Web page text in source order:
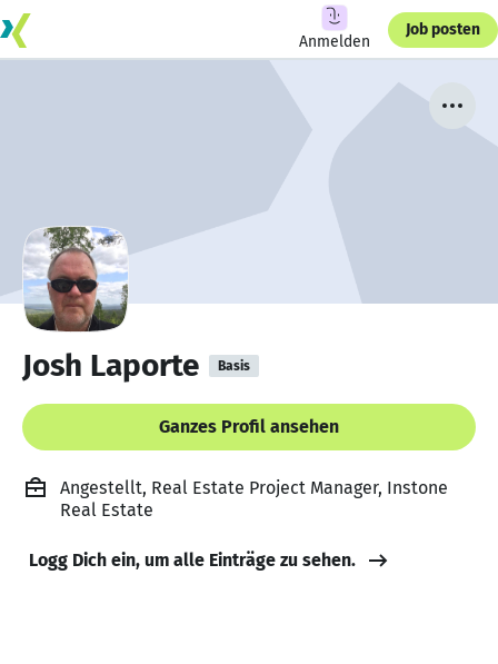
Anmelden
Job posten
Josh Laporte Basis
Ganzes Profil ansehen
Angestellt, Real Estate Project Manager, Instone
Real Estate
Logg Dich ein, um alle Einträge zu sehen.